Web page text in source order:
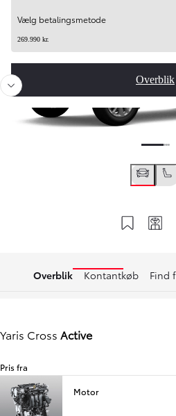
Vælg betalingsmetode
269.990 kr.
Overblik
Gem i
Overblik Kontantkøb Find
Yaris Cross Active
Pris fra
Motor